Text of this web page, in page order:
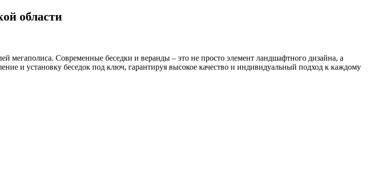
области
мегаполиса. Современные беседки и веранды – это не просто элемент ландшафтного дизайна, а
и установку беседок под ключ, гарантируя высокое качество и индивидуальный подход к каждому